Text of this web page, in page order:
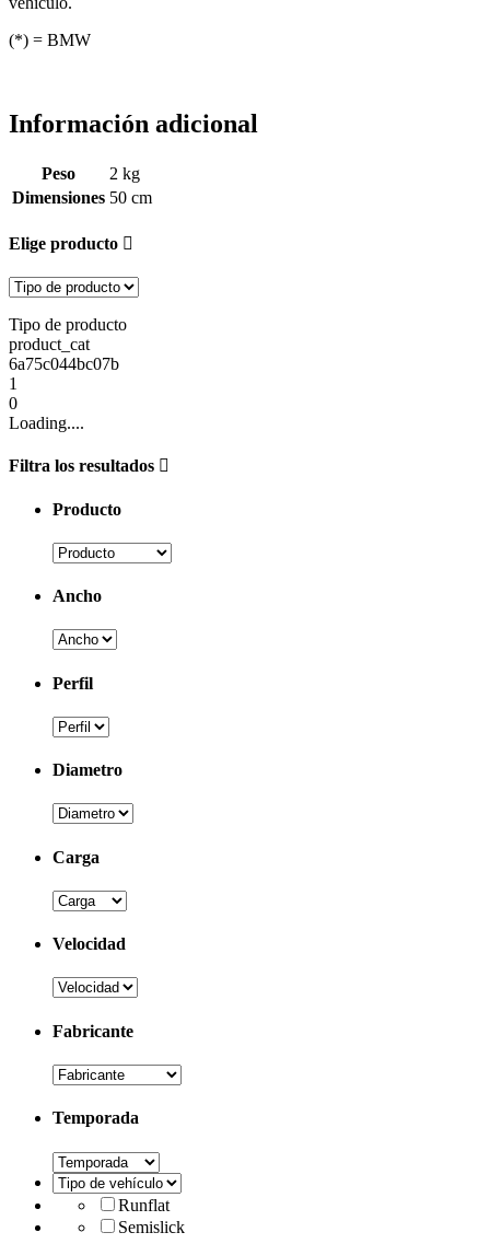
(*) = BMW
Información adicional
Peso
2 kg
Dimensiones 50 cm
Elige producto
Tipo de producto
product_cat
6a75c044bc07b
1
0
Loading....
Filtra los resultados
Producto
Ancho
Perfil
Diametro
Carga
Velocidad
Fabricante
Temporada
Runflat
Semislick